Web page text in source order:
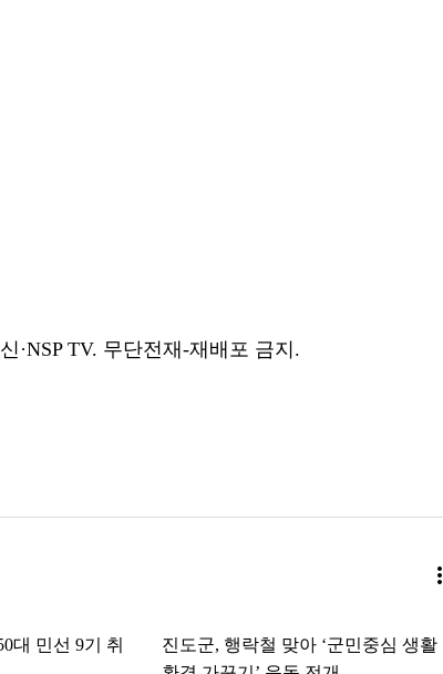
·NSP TV. 무단전재-재배포 금지.
more_vert
대 민선 9기 취
진도군, 행락철 맞아 ‘군민중심 생활